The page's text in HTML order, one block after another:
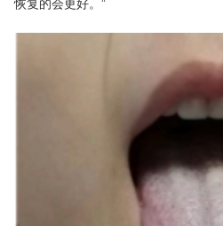
恢复的会更好。”